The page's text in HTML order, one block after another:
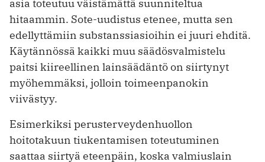
asia toteutuu väistämättä suunniteltua
hitaammin. Sote-uudistus etenee, mutta sen
edellyttämiin substanssi­asioihin ei juuri ehditä.
Käytännössä kaikki muu säädösvalmistelu
paitsi kiireellinen lainsäädäntö on siirtynyt
myöhemmäksi, jolloin toimeenpanokin
viivästyy.
Esimerkiksi perusterveydenhuollon
hoitotakuun tiukentamisen toteutuminen
saattaa siirtyä eteenpäin, koska valmiuslain